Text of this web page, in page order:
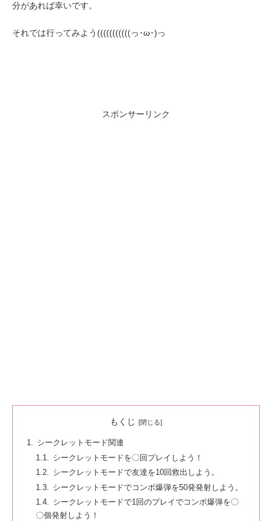
分があれば幸いです。
それでは行ってみよう(((((((((((っ･ω･)っ
スポンサーリンク
もくじ
シークレットモード関連
シークレットモードを〇回プレイしよう！
シークレットモードで友達を10回救出しよう。
シークレットモードでコンボ爆弾を50発発射しよう。
シークレットモードで1回のプレイでコンボ爆弾を〇
〇個発射しよう！